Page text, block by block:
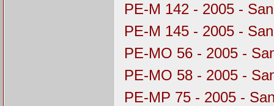
PE-M 142 - 2005 -
PE-M 145 - 2005 -
PE-MO 56 - 2005 -
PE-MO 58 - 2005 -
PE-MP 75 - 2005 -